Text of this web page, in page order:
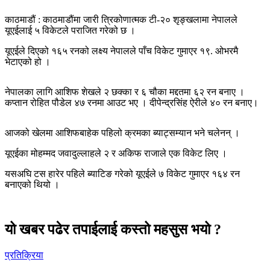
काठमाडौं : काठमाडौंमा जारी त्रिकोणात्मक टी-२० शृङ्खलामा नेपालले
यूएईलाई ५ विकेटले पराजित गरेको छ ।
यूएईले दिएको १६५ रनको लक्ष्य नेपालले पाँच विकेट गुमाएर १९. ओभरमै
भेटाएको हो ।
नेपालका लागि आशिफ शेखले २ छक्का र ६ चौका मद्दतमा ६२ रन बनाए ।
कप्तान रोहित पौडेल ४७ रनमा आउट भए । दीपेन्द्रसिंह ऐरीले ४० रन बनाए।
आजको खेलमा आशिफबाहेक पहिलो क्रमका ब्याट्सम्यान भने चलेनन् ।
यूएईका मोहम्मद जवादुल्लाहले २ र अकिफ राजाले एक विकेट लिए ।
यसअघि टस हारेर पहिले ब्याटिङ गरेको यूएईले ७ विकेट गुमाएर १६४ रन
बनाएको थियो ।
यो खबर पढेर तपाईलाई कस्तो महसुस भयो ?
प्रतिक्रिया